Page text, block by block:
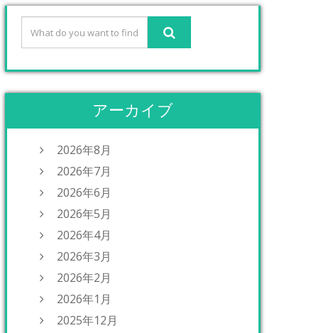
アーカイブ
2026年8月
2026年7月
2026年6月
2026年5月
2026年4月
2026年3月
2026年2月
2026年1月
2025年12月